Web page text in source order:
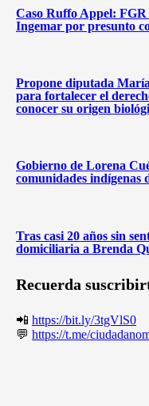
Caso Ruffo Appel: FGR
Ingemar por presunto
Propone diputada
para fortalecer el
conocer su origen
Gobierno de Lorena
comunidades indígenas
Tras casi 20 años sin
domiciliaria a Brenda
Recuerda
📲 https://bit.ly/3tgVlS0
💬 https://t.me/